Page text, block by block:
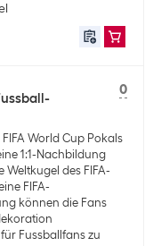
0
World Cup Pokals
1:1-Nachbildung
Weltkugel des FIFA-
FIFA-
können die Fans
Fussballfans zu